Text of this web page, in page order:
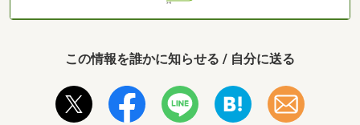
この情報を誰かに知らせる / 自分に送る